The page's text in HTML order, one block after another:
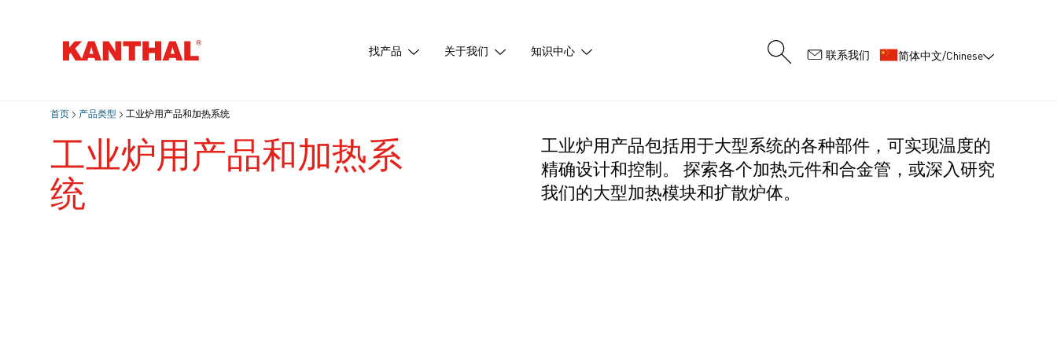
找产品 关于我们 知识中心 : 联系我们 简体中文/Chinese
首页 产品类型 工业炉用产品和加热系统
工业炉用产品和加热系
统
工业炉用产品包括用于大型系统的各种部件，可实现温度的
精确设计和控制。 探索各个加热元件和合金管，或深入研究
我们的大型加热模块和扩散炉体。